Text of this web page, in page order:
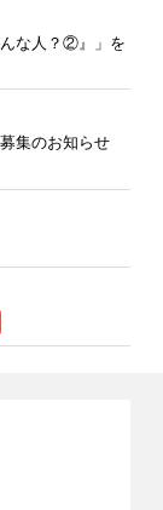
な人？②』」を
集のお知らせ